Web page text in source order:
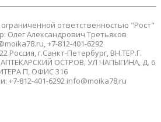
ответственностью "Рост"
Олег Александрович Третьяков
+7-812-401-6292
Россия, г.Санкт-Петербург, ВН.ТЕР.Г.
ОСТРОВ, УЛ ЧАПЫГИНА, Д. 6
П, ОФИС 316
+7-812-401-6292 info@moika78.ru